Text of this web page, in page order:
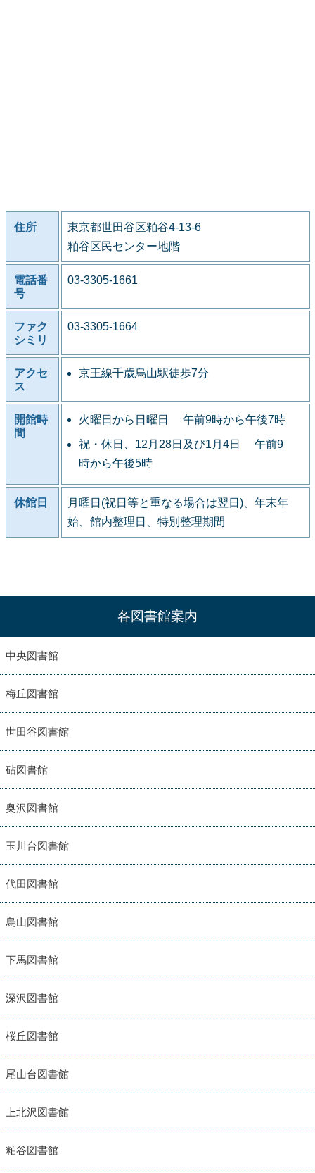
住所
東京都世田谷区粕谷4-13-6
粕谷区民センター地階
電話番
号
03-3305-1661
ファク
シミリ
03-3305-1664
アクセ
ス
京王線千歳烏山駅徒歩7分
開館時
間
火曜日から日曜日 午前9時から午後7時
祝・休日、12月28日及び1月4日 午前9
時から午後5時
休館日
月曜日(祝日等と重なる場合は翌日)、年末年
始、館内整理日、特別整理期間
各図書館案内
中央図書館
梅丘図書館
世田谷図書館
砧図書館
奥沢図書館
玉川台図書館
代田図書館
烏山図書館
下馬図書館
深沢図書館
桜丘図書館
尾山台図書館
上北沢図書館
粕谷図書館